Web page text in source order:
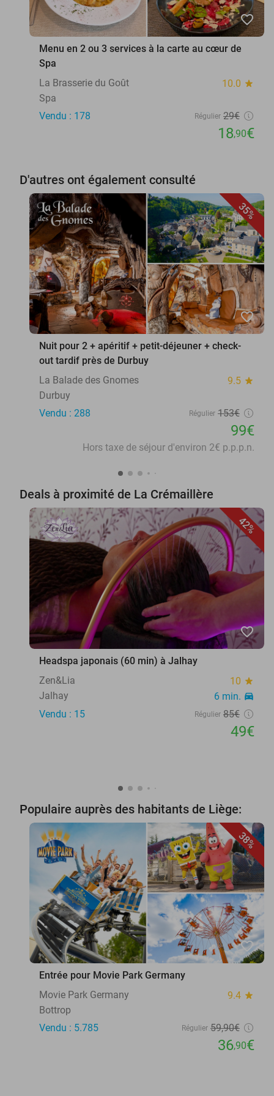
favorite_border
Menu en 2 ou 3 services à la carte au cœur de
Spa
La Brasserie du Goût
10.0 star
Spa
Vendu : 178
Régulier 29€
18,90€
D'autres ont également consulté
35%
favorite_border
Nuit pour 2 + apéritif + petit-déjeuner + check-
out tardif près de Durbuy
La Balade des Gnomes
9.5 star
Durbuy
Vendu : 288
Régulier 153€
99€
Hors taxe de séjour d'environ 2€ p.p.p.n.
Deals à proximité de La Crémaillère
42%
favorite_border
Headspa japonais (60 min) à Jalhay
Zen&Lia
10 star
Jalhay 6 min. directions_car
Vendu : 15 Régulier 85€
49€
Populaire auprès des habitants de Liège:
38%
favorite_border
Entrée pour Movie Park Germany
Movie Park Germany
9.4 star
Bottrop
Vendu : 5.785
Régulier 59,90€
36,90€